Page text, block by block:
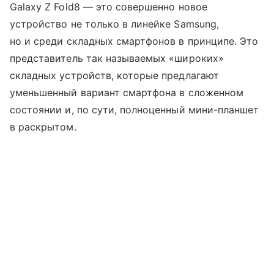
Galaxy Z Fold8 — это совершенно новое
устройство не только в линейке Samsung,
но и среди складных смартфонов в принципе. Это
представитель так называемых «широких»
складных устройств, которые предлагают
уменьшенный вариант смартфона в сложенном
состоянии и, по сути, полноценный мини-планшет
в раскрытом.